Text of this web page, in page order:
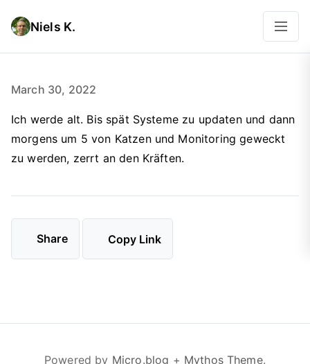
Niels K.
March 30, 2022
Ich werde alt. Bis spät Systeme zu updaten und dann
morgens um 5 von Katzen und Monitoring geweckt
zu werden, zerrt an den Kräften.
Share Copy Link
Powered by Micro.blog + Mythos Theme.